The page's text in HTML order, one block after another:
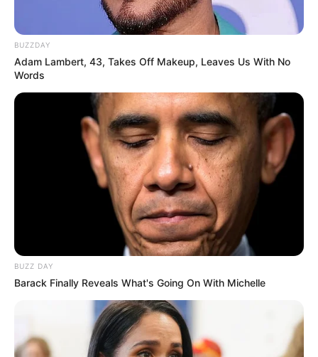
ΝΕΑ ΑΡΤΑΚΗ ΕΙΔΗΣΕΙΣ
ΠΟΥ ΕΓΙΝΕ ΤΡΟΧΑΙΟ ΣΤΗΝ ΕΥΒΟΙΑ
ΨΑΧΝΑ
BUZZDAY
Adam Lambert, 43, Takes Off Makeup, Leaves Us With No
Words
BUZZ DAY
Barack Finally Reveals What's Going On With Michelle